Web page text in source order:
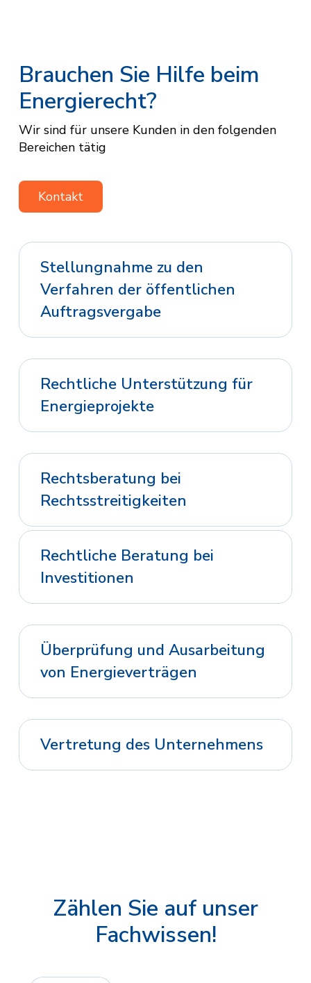
Brauchen Sie Hilfe beim
Energierecht?
Wir sind für unsere Kunden in den folgenden
Bereichen tätig
Kontakt
Stellungnahme zu den
Verfahren der öffentlichen
Auftragsvergabe
Rechtliche Unterstützung für
Energieprojekte
Rechtsberatung bei
Rechtsstreitigkeiten
Rechtliche Beratung bei
Investitionen
Überprüfung und Ausarbeitung
von Energieverträgen
Vertretung des Unternehmens
Zählen Sie auf unser
Fachwissen!